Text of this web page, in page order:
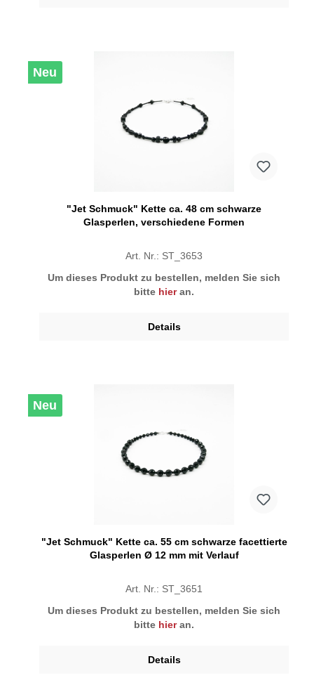
Neu
"Jet Schmuck" Kette ca. 48 cm schwarze
Glasperlen, verschiedene Formen
Art. Nr.: ST_3653
Um dieses Produkt zu bestellen, melden Sie sich
bitte hieran.
Details
Neu
"Jet Schmuck" Kette ca. 55 cm schwarze facettierte
Glasperlen Ø 12 mm mit Verlauf
Art. Nr.: ST_3651
Um dieses Produkt zu bestellen, melden Sie sich
bitte hieran.
Details